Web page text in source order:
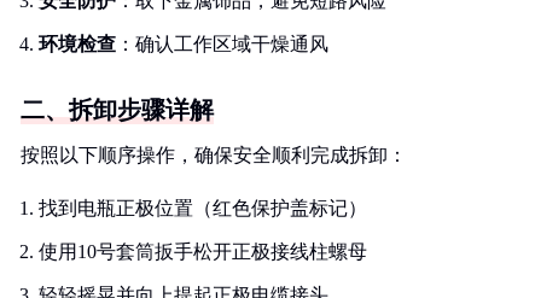
环境检查 ：确认工作区域干燥通风
二、拆卸步骤详解
按照以下顺序操作，确保安全顺利完成拆卸：
找到电瓶正极位置（红色保护盖标记）
使用10号套筒扳手松开正极接线柱螺母